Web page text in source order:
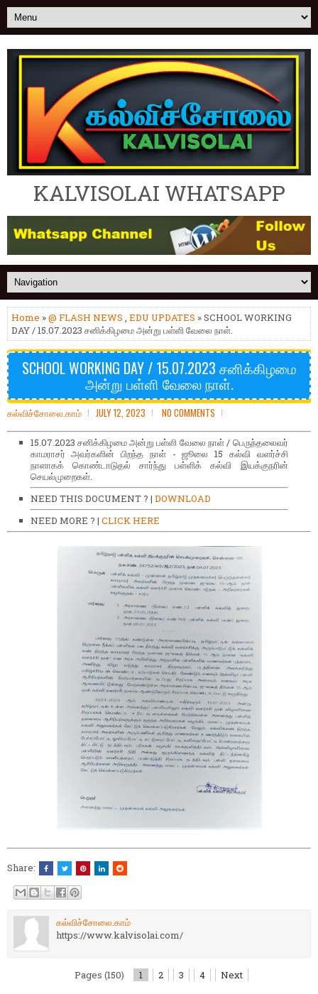
KALVISOLAI WHATSAPP
Home »@ FLASH NEWS , EDU UPDATES » SCHOOL WORKING
DAY / 15.07.2023 சனிக்கிழமை அன்று பள்ளி வேலை நாள்.
SCHOOL WORKING DAY / 15.07.2023 சனிக்கிழமை
அன்று பள்ளி வேலை நாள்.
கல்விச்சோலை.காம் JULY 12, 2023 NO COMMENTS
15.07.2023 சனிக்கிழமை அன்று பள்ளி வேலை நாள் / பெருந்தலைவர்
காமராசர் அவர்களின் பிறந்த நாள் - ஜூலை 15 கல்வி வளர்ச்சி
நாளாகக் கொண்டாடுதல் சார்ந்து பள்ளிக் கல்வி இயக்குநரின்
செயல்முறைகள்.
NEED THIS DOCUMENT ? | DOWNLOAD
NEED MORE ? | CLICK HERE
Share:
கல்விச்சோலை.காம்
https://www.kalvisolai.com/
Pages (150) 1 2 3 4 Next